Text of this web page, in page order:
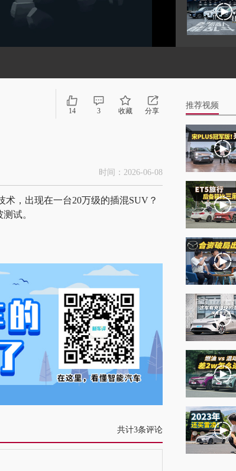
14 3 收藏 分享
时间：2026-06-08
，出现在一台20万级的插混SUV？
试。
共计3条评论
推荐视频